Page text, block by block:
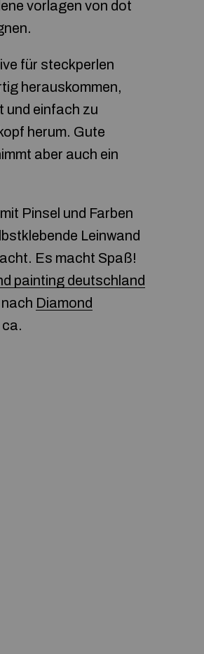
vorlagen von dot
für steckperlen
herauskommen,
und einfach zu
herum. Gute
aber auch ein
Pinsel und Farben
Leinwand
Es macht Spaß!
painting deutschland
Diamond